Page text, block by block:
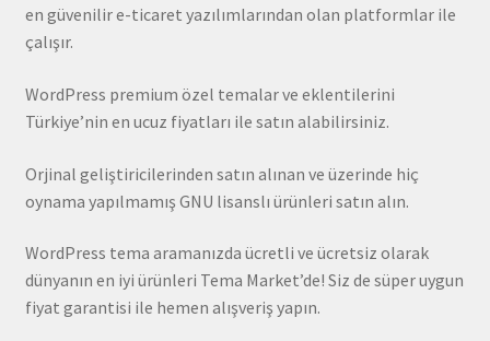
en güvenilir e-ticaret yazılımlarından olan platformlar ile
çalışır.
WordPress premium özel temalar ve eklentilerini
Türkiye’nin en ucuz fiyatları ile satın alabilirsiniz.
Orjinal geliştiricilerinden satın alınan ve üzerinde hiç
oynama yapılmamış GNU lisanslı ürünleri satın alın.
WordPress tema aramanızda ücretli ve ücretsiz olarak
dünyanın en iyi ürünleri Tema Market’de! Siz de süper uygun
fiyat garantisi ile hemen alışveriş yapın.